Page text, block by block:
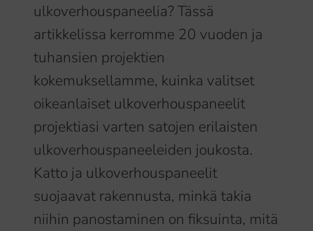
ulkoverhouspaneelia? Tässä
artikkelissa kerromme 20 vuoden ja
tuhansien projektien
kokemuksellamme, kuinka valitset
oikeanlaiset ulkoverhouspaneelit
projektiasi varten satojen erilaisten
ulkoverhouspaneeleiden joukosta.
Katto ja ulkoverhouspaneelit
suojaavat rakennusta, minkä takia
niihin panostaminen on fiksuinta, mitä